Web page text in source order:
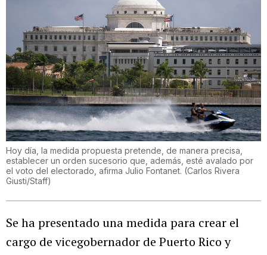
Hoy día, la medida propuesta pretende, de manera precisa,
establecer un orden sucesorio que, además, esté avalado por
el voto del electorado, afirma Julio Fontanet. (Carlos Rivera
Giusti/Staff)
Se ha presentado una medida para crear el
cargo de vicegobernador de Puerto Rico y